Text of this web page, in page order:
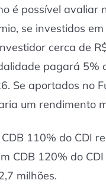
é possível avaliar
se investidos
cerca de
pagará 5%
Se aportados no
um rendimento
110% do CDI
CDB 120% do
milhões.